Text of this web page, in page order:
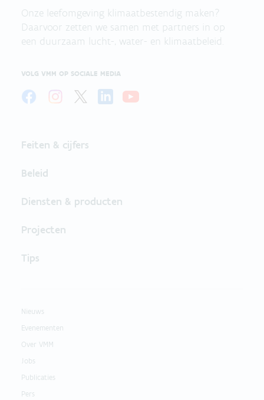
Onze leefomgeving klimaatbestendig maken?
Daarvoor zetten we samen met partners in op
een duurzaam lucht-, water- en klimaatbeleid.
VOLG VMM OP SOCIALE MEDIA
Feiten & cijfers
Beleid
Diensten & producten
Projecten
Tips
Nieuws
Evenementen
Over VMM
Jobs
Publicaties
Pers